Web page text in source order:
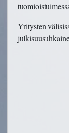
Yritysten